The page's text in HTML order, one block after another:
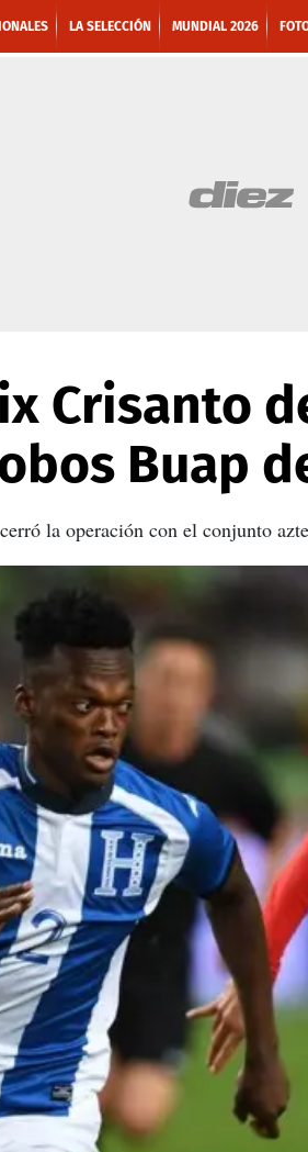
LA SELECCIÓN MUNDIAL 2026
Crisanto
Buap
la operación con el conjunto